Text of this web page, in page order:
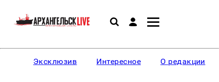
Эксклюзив Интересное О редакции